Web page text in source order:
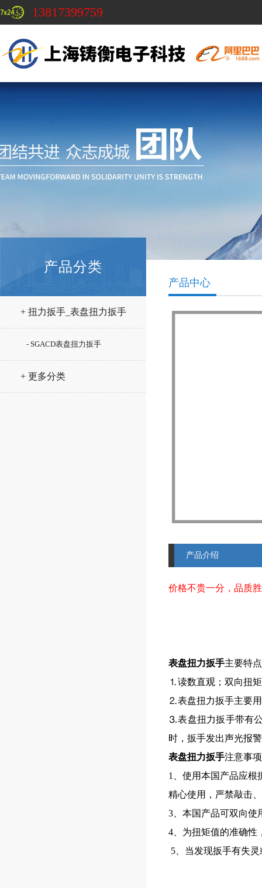
13817399759
产品分类
+ 扭力扳手_表盘扭力扳手
- SGACD表盘扭力扳手
+ 更多分类
产品中心
产品介绍
价格不贵一分，品质
表盘扭力扳手主要特
⒈读数直观；双向扭
⒉表盘扭力扳手主要
⒊表盘扭力扳手带有
时，扳手发出声光报
表盘扭力扳手注意事
1
、使用本国产品应
精心使用，严禁敲击
3 、本国产品可双向
4 、为扭矩值的准确
5 、当发现扳手有失